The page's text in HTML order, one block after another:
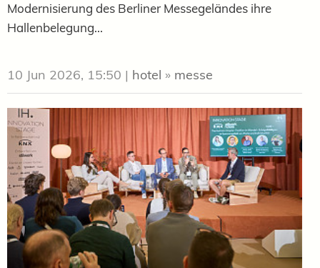
Modernisierung des Berliner Messegeländes ihre
Hallenbelegung...
10 Jun 2026, 15:50 | hotel » messe